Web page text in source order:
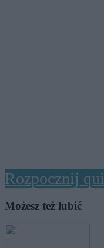
Rozpocznij
Możesz też lubić